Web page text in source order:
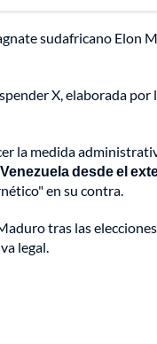
sudafricano Elon
X, elaborada por
la medida
desde el
en su contra.
tras las
legal.